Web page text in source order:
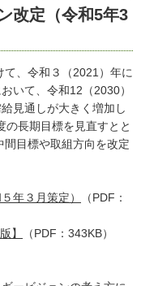
改定（令和5年3
、令和３（2021）年に
いて、令和12（2030）
見通しが大きく増加し
長期目標を見直すとと
目標や取組方向を改定
年３月策定）
（PDF：
】
（PDF：343KB）